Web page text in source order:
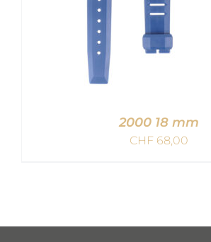
2000 18 mm
CHF68,00